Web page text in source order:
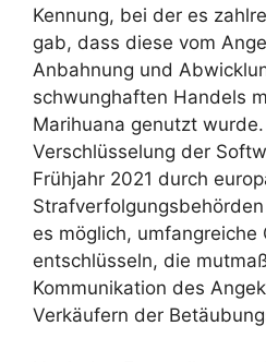
Kennung, bei der es
gab, dass diese vom
Anbahnung und
schwunghaften Handels
Marihuana genutzt
Verschlüsselung der
Frühjahr 2021 durch
es möglich, umfangreiche
entschlüsseln, die
Kommunikation des
Verkäufern der